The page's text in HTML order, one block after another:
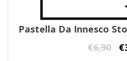
Pastella Da Innesco
€6,90 €